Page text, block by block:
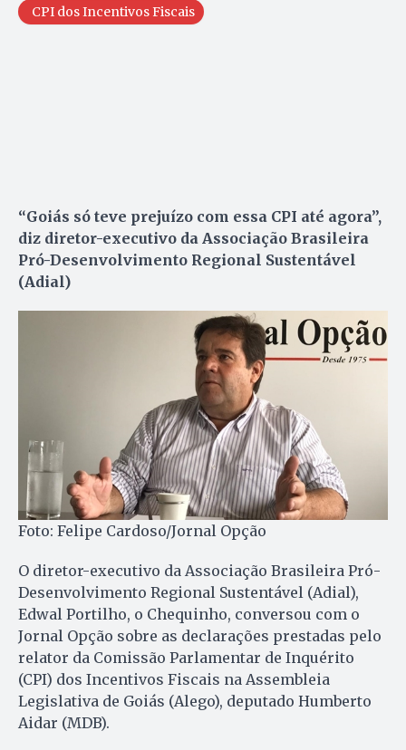
CPI dos Incentivos Fiscais
“Goiás só teve prejuízo com essa CPI até agora”,
diz diretor-executivo da Associação Brasileira
Pró-Desenvolvimento Regional Sustentável
(Adial)
Foto: Felipe Cardoso/Jornal Opção
O diretor-executivo da Associação Brasileira Pró-
Desenvolvimento Regional Sustentável (Adial),
Edwal Portilho, o Chequinho, conversou com o
Jornal Opção sobre as declarações prestadas pelo
relator da Comissão Parlamentar de Inquérito
(CPI) dos Incentivos Fiscais na Assembleia
Legislativa de Goiás (Alego), deputado Humberto
Aidar (MDB).